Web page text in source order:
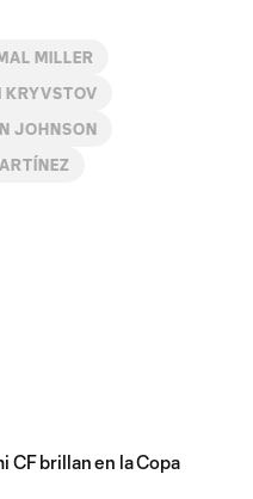
MILLER
KRYVSTOV
JOHNSON
CF brillan en la Copa